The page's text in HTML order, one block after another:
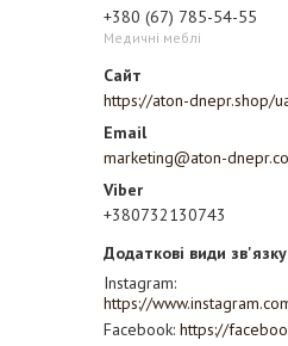
+380 (67) 785-54-55
Медичні меблі
https://aton-dnepr.shop/
marketing@aton-
+380732130743
Instagram
https://
Facebook https://